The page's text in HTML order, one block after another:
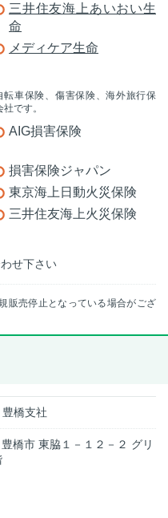
三井住友海上あいおい生
命
メディケア生命
車保険、傷害保険、海外旅行保
です。
AIG損害保険
損害保険ジャパン
東京海上日動火災保険
三井住友海上火災保険
せ下さい
販売停止となっている場合がござ
橋支社
橋市 東脇１－１２－２ グリ